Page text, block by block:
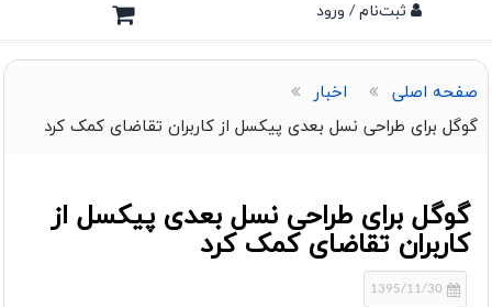
ثبت‌نام / ورود
صفحه اصلی
اخبار
گوگل برای طراحی نسل بعدی پیکسل از کاربران تقاضای کمک کرد
گوگل برای طراحی نسل بعدی پیکسل از
کاربران تقاضای کمک کرد